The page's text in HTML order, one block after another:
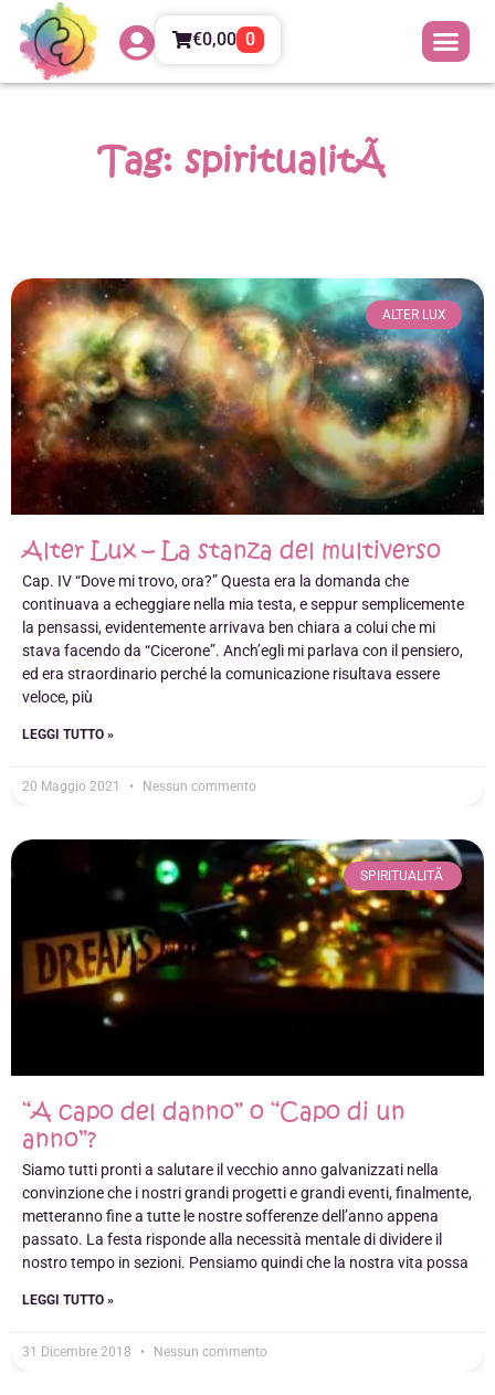
€0,00 0
Tag: spiritualitÃ
ALTER LUX
Alter Lux – La stanza del multiverso
Cap. IV “Dove mi trovo, ora?” Questa era la domanda che
continuava a echeggiare nella mia testa, e seppur semplicemente
la pensassi, evidentemente arrivava ben chiara a colui che mi
stava facendo da “Cicerone”. Anch’egli mi parlava con il pensiero,
ed era straordinario perché la comunicazione risultava essere
veloce, più
LEGGI TUTTO »
20 Maggio 2021 Nessun commento
SPIRITUALITÃ
“A capo del danno” o “Capo di un
anno”?
Siamo tutti pronti a salutare il vecchio anno galvanizzati nella
convinzione che i nostri grandi progetti e grandi eventi, finalmente,
metteranno fine a tutte le nostre sofferenze dell’anno appena
passato. La festa risponde alla necessità mentale di dividere il
nostro tempo in sezioni. Pensiamo quindi che la nostra vita possa
LEGGI TUTTO »
31 Dicembre 2018 Nessun commento